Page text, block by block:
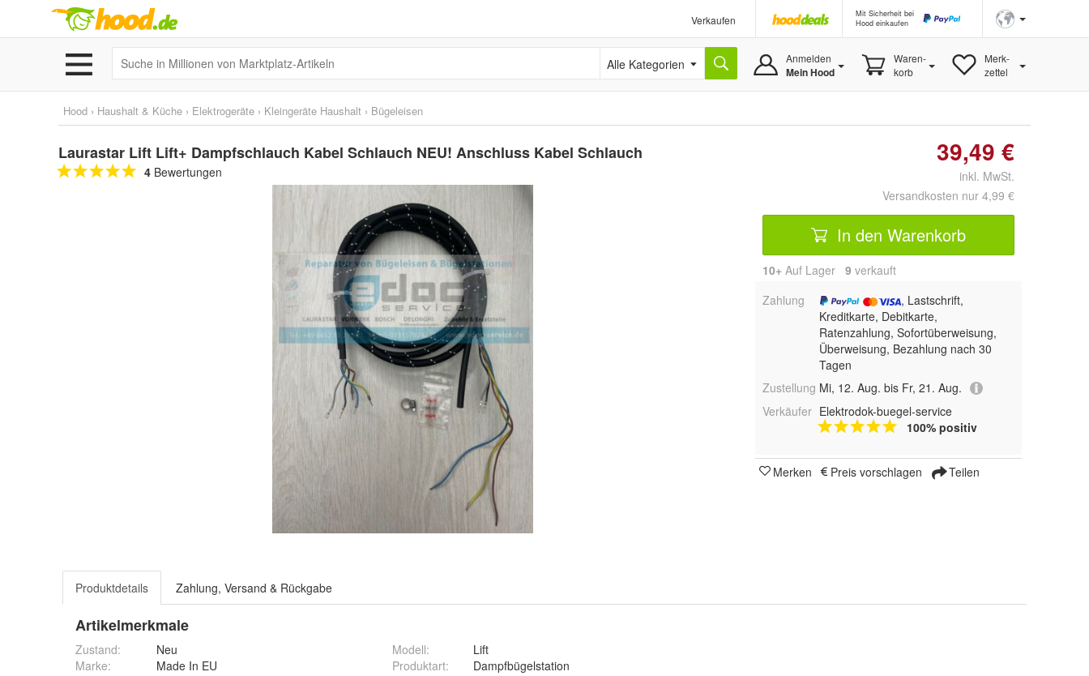
Verkaufen
Mit Sicherheit bei
Hood einkaufen
Alle Kategorien Anmelden
Mein Hood
Waren-
korb
Merk-
zettel
Hood › Haushalt & Küche › Elektrogeräte › Kleingeräte Haushalt › Bügeleisen
Laurastar Lift Lift+ Dampfschlauch Kabel Schlauch NEU! Anschluss Kabel Schlauch
4 Bewertungen
39,49 €
inkl. MwSt.
Versandkosten nur 4,99 €
In den Warenkorb
10+ Auf Lager 9 verkauft
Zahlung
, Lastschrift,
Kreditkarte, Debitkarte,
Ratenzahlung, Sofortüberweisung,
Überweisung, Bezahlung nach 30
Tagen
Zustellung Mi, 12. Aug. bis Fr, 21. Aug.
Verkäufer Elektrodok-buegel-service
100% positiv
Merken Preis vorschlagen Teilen
Produktdetails Zahlung, Versand & Rückgabe
Artikelmerkmale
Zustand:
Neu
Marke:
Made In EU
Modell:
Lift
Produktart: Dampfbügelstation